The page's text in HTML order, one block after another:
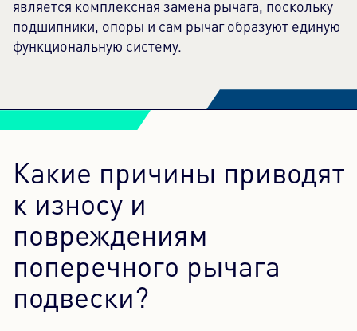
является комплексная замена рычага, поскольку
подшипники, опоры и сам рычаг образуют единую
функциональную систему.
Какие причины приводят
к износу и
повреждениям
поперечного рычага
подвески?